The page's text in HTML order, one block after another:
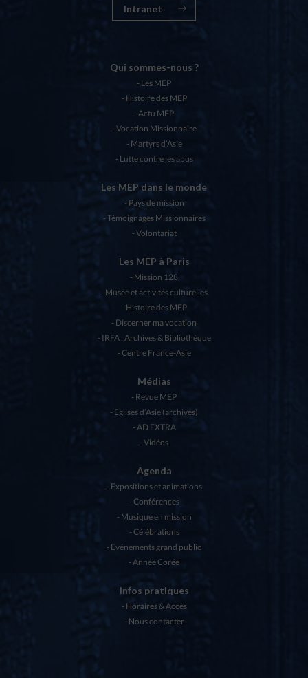
Intranet
Qui sommes-nous ?
Les MEP
Histoire des MEP
Actu MEP
Vocation Missionnaire
Martyrs d’Asie
Lutte contre les abus
Les MEP dans le monde
Pays de mission
Témoignages Missionnaires
Volontariat
Les MEP à Paris
Mission 128
Musée et activités culturelles
Histoire des MEP
Discerner ma vocation
IRFA : Archives & Bibliothèque
Centre France-Asie
Médias
Revue MEP
Eglises d’Asie (archives)
AD EXTRA
Vidéos
Agenda
Expositions et animations
Conférences
Musique en mission
Célébrations
Evénements grand public
Année Corée
Infos pratiques
Horaires & Accès
Nous contacter